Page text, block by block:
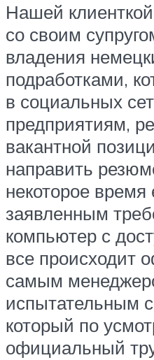
Нашей
со своим
владения
подработками,
в социальных
предприятиям,
вакантной
направить
некоторое
заявленным
компьютер с
все происходит
самым
испытательным
который по
официальный